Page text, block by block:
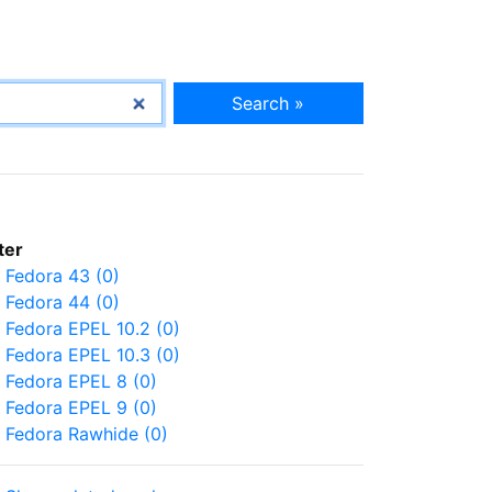
Search »
Fedora 43 (0)
Fedora 44 (0)
Fedora EPEL 10.2 (0)
Fedora EPEL 10.3 (0)
Fedora EPEL 8 (0)
Fedora EPEL 9 (0)
Fedora Rawhide (0)